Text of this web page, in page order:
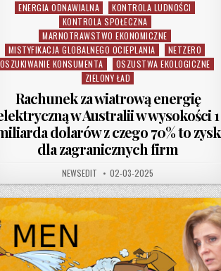
W BRAZYLII
ENERGIA ODNAWIALNA
KONTROLA LUDNOŚCI
KONTROLA SPOŁECZNA
MARNOTRAWSTWO EKONOMICZNE
MISTYFIKACJA GLOBALNEGO OCIEPLANIA
NETZERO
OSZUKIWANIE KONSUMENTA
OSZUSTWA EKOLOGICZNE
ZIELONY ŁAD
Rachunek za wiatrową energię
w Australii w wysokości 1
dolarów z czego 70% to zysk
dla zagranicznych firm
AUTHOR:
NEWSEDIT PUBLISHED DATE:
02-03-2025